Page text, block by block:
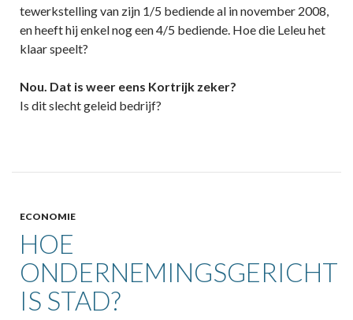
tewerkstelling van zijn 1/5 bediende al in november 2008,
en heeft hij enkel nog een 4/5 bediende. Hoe die Leleu het
klaar speelt?
Nou. Dat is weer eens Kortrijk zeker?
Is dit slecht geleid bedrijf?
ECONOMIE
HOE
ONDERNEMINGSGERICHT
IS STAD?